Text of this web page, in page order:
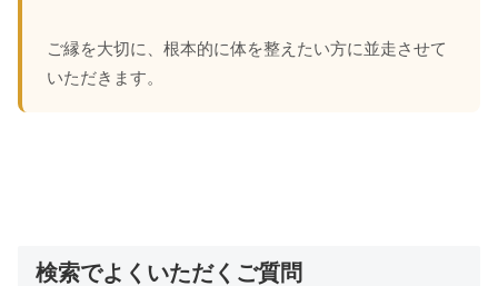
ご縁を大切に、根本的に体を整えたい方に並走させて
いただきます。
検索でよくいただくご質問